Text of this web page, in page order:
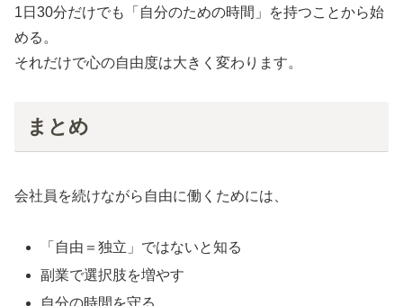
1日30分だけでも「自分のための時間」を持つことから始
める。
それだけで心の自由度は大きく変わります。
まとめ
会社員を続けながら自由に働くためには、
「自由＝独立」ではないと知る
副業で選択肢を増やす